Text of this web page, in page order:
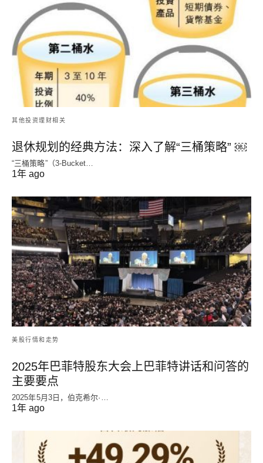
其他投资理财相关
退休规划的经典方法：深入了解“三桶策略” ￼
“三桶策略”（3-Bucket…
1年 ago
美股行情和走势
2025年巴菲特股东大会上巴菲特讲话和问答的
主要要点
2025年5月3日，伯克希尔·…
1年 ago